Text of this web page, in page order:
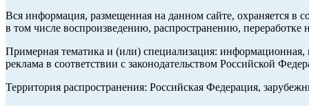
Вся информация, размещенная на данном сайте, охраняется в
в том числе воспроизведению, распространению, переработке
Примерная тематика и (или) специализация: информационная,
реклама в соответствии с законодательством Российской
Территория распространения: Российская Федерация,